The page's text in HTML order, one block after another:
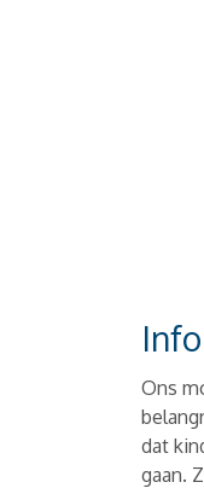
Ons
dat
gaan.